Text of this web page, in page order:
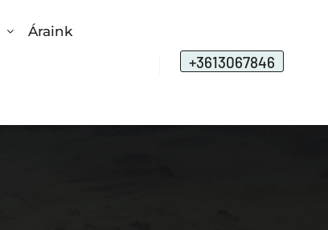
Áraink
+3613067846